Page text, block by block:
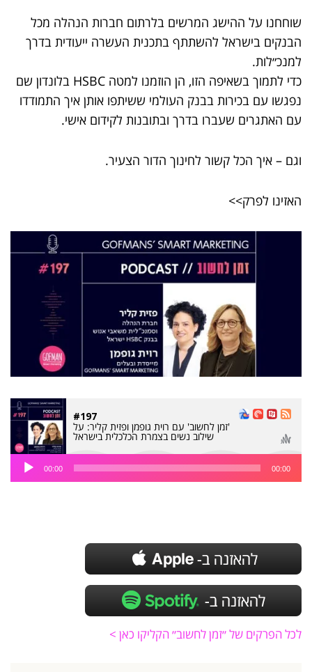
שוחחנו על ההישג המרשים בלרתום חברות הנהלה מכל
הבנקים בישראל להשתתף בתכנית העשרה ייעודית בדרך
למנכ״לות.
כדי לתמוך בשאיפה הזו, הן הוזמנו למטה HSBC בלונדון שם
נפגשו עם בכירות בבנק העולמי ששיתפו אותן איך התמודדו
עם האתגרים שעברו בדרך ובתובנות לקידום אישי.
וגם – איך הכל קשור לחינוך הדור הצעיר.
האזינו לפרק>>
#197
'זמן לחשוב' עם רוית גופמן ופזית קליר: על
שילוב נשים בצמרת הכלכלית בישראל
נגן
אודיו
00:00 00:00
לכל הפרקים של ״זמן לחשוב״ הקליקו כאן >